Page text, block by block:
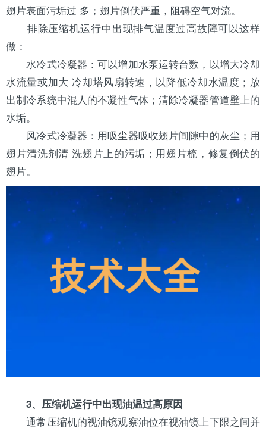
翅片表面污垢过 多；翅片倒伏严重，阻碍空气对流。
排除压缩机运行中出现排气温度过高故障可以这样
做：
水冷式冷凝器：可以增加水泵运转台数，以增大冷却
水流量或加大冷却塔风扇转速，以降低冷却水温度；放
出制冷系统中混人的不凝性气体；清除冷凝器管道壁上的
水垢。
风冷式冷凝器：用吸尘器吸收翅片间隙中的灰尘；用
翅片清洗剂清 洗翅片上的污垢；用翅片梳，修复倒伏的
翅片。
3、压缩机运行中出现油温过高原因
通常压缩机的视油镜观察油位在视油镜上下限之间并